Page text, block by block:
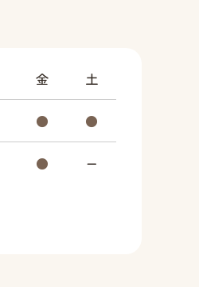
金 土
● ●
● ー